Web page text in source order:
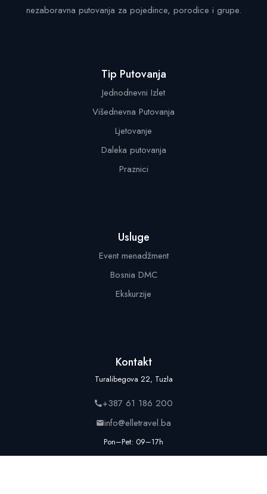
nezaboravna putovanja za pojedince, porodice i grupe.
Tip Putovanja
Jednodnevni Izlet
Višednevna Putovanja
Ljetovanje
Daleka putovanja
Praznici
Usluge
Event menadžment
Bosnia DMC
Ekskurzije
Kontakt
Turalibegova 22, Tuzla
+387 61 186 200
info@elletravel.ba
Pon–Pet: 09–17h